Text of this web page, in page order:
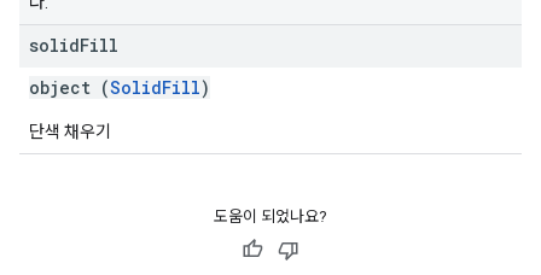
solidFill
object (SolidFill)
단색 채우기
도움이 되었나요?